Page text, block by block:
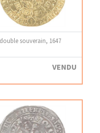
souverain, 1647
VENDU